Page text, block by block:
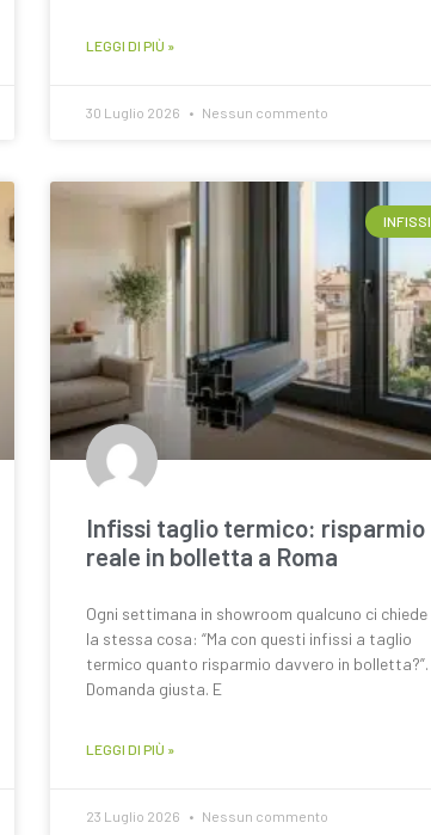
LEGGI DI PIÙ »
30 Luglio 2026 Nessun commento
INFISSI
Infissi taglio termico: risparmio
reale in bolletta a Roma
Ogni settimana in showroom qualcuno ci chiede
la stessa cosa: “Ma con questi infissi a taglio
termico quanto risparmio davvero in bolletta?”.
Domanda giusta. E
LEGGI DI PIÙ »
23 Luglio 2026 Nessun commento